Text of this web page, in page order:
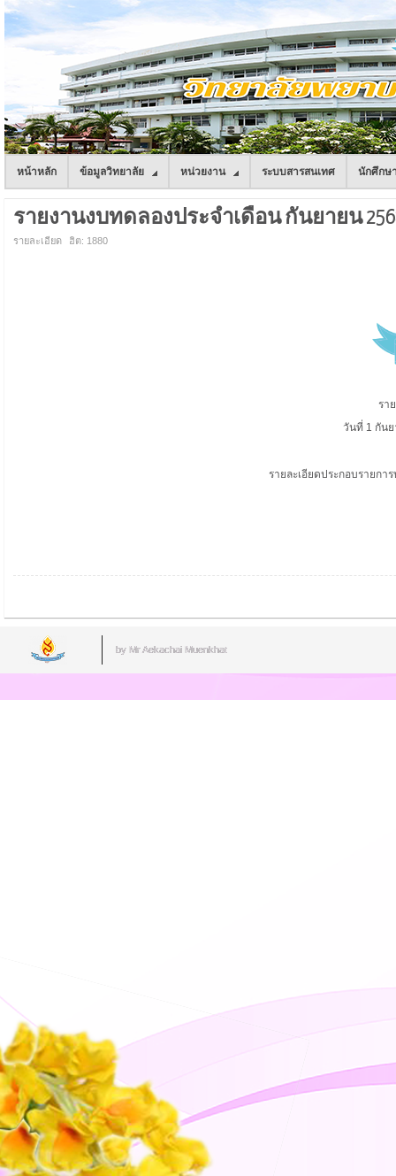
หน้าหลัก ข้อมูลวิทยาลัย หน่วยงาน ระบบสารสนเทศ นักศึกษ
รายงานงบทดลองประจำเดือน กันยายน
รายละเอียด ฮิต: 1880
รา
วันที่ 1 กัน
รายละเอียดประกอบรายก
by Mr.Aekachai Muenkhat